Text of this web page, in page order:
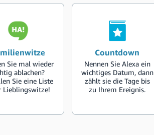
Sie mal wieder
ablachen?
Sie eine Liste
Lieblingswitze!
Countdown
Nennen Sie Alexa ein
wichtiges Datum, dann
zählt sie die Tage bis
zu Ihrem Ereignis.